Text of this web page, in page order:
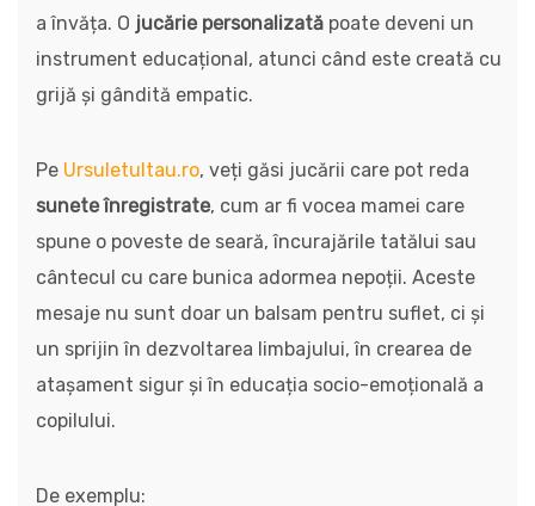
a învăța. O jucărie personalizată poate deveni un
instrument educațional, atunci când este creată cu
grijă și gândită empatic.
Pe Ursuletultau.ro, veți găsi jucării care pot reda
sunete înregistrate, cum ar fi vocea mamei care
spune o poveste de seară, încurajările tatălui sau
cântecul cu care bunica adormea nepoții. Aceste
mesaje nu sunt doar un balsam pentru suflet, ci și
un sprijin în dezvoltarea limbajului, în crearea de
atașament sigur și în educația socio-emoțională a
copilului.
De exemplu: